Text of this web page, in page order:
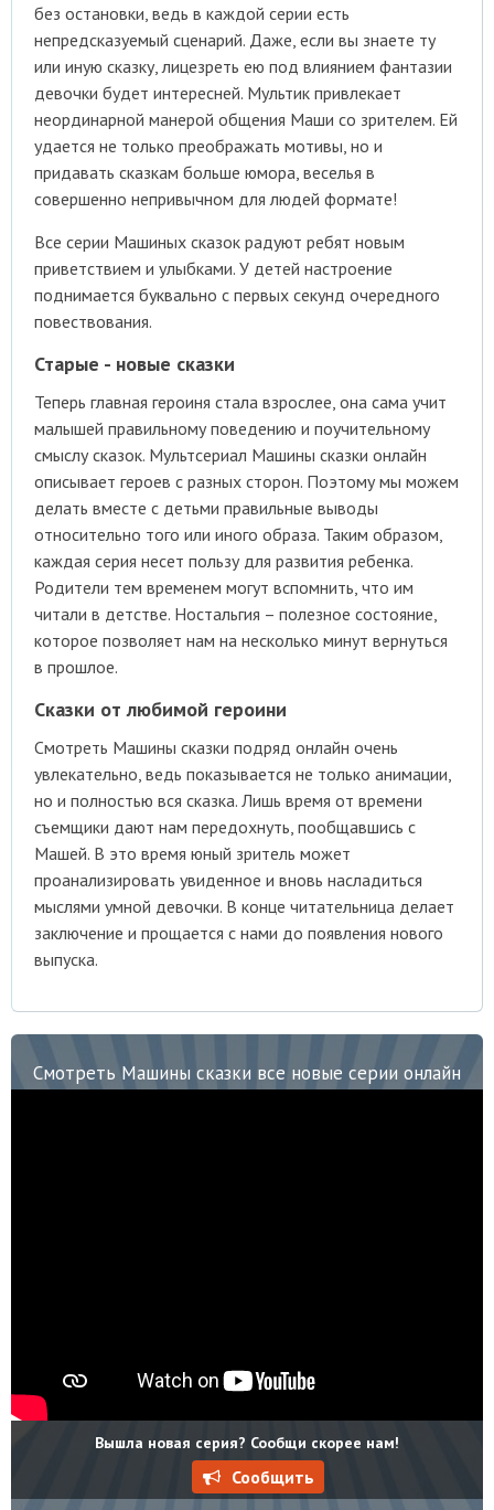
без остановки, ведь в каждой серии есть
непредсказуемый сценарий. Даже, если вы знаете ту
или иную сказку, лицезреть ею под влиянием фантазии
девочки будет интересней. Мультик привлекает
неординарной манерой общения Маши со зрителем. Ей
удается не только преображать мотивы, но и
придавать сказкам больше юмора, веселья в
совершенно непривычном для людей формате!
Все серии Машиных сказок радуют ребят новым
приветствием и улыбками. У детей настроение
поднимается буквально с первых секунд очередного
повествования.
Старые - новые сказки
Теперь главная героиня стала взрослее, она сама учит
малышей правильному поведению и поучительному
смыслу сказок. Мультсериал Машины сказки онлайн
описывает героев с разных сторон. Поэтому мы можем
делать вместе с детьми правильные выводы
относительно того или иного образа. Таким образом,
каждая серия несет пользу для развития ребенка.
Родители тем временем могут вспомнить, что им
читали в детстве. Ностальгия – полезное состояние,
которое позволяет нам на несколько минут вернуться
в прошлое.
Сказки от любимой героини
Смотреть Машины сказки подряд онлайн очень
увлекательно, ведь показывается не только анимации,
но и полностью вся сказка. Лишь время от времени
съемщики дают нам передохнуть, пообщавшись с
Машей. В это время юный зритель может
проанализировать увиденное и вновь насладиться
мыслями умной девочки. В конце читательница делает
заключение и прощается с нами до появления нового
выпуска.
Смотреть Машины сказки все новые серии онлайн
Вышла новая серия? Сообщи скорее нам!
Сообщить